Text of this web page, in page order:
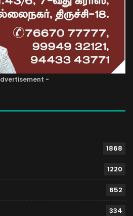
-
1868
1220
652
334